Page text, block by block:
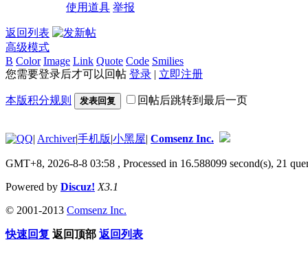
使用道具 举报
返回列表
高级模式
B Color Image Link Quote Code Smilies
您需要登录后才可以回帖 登录 | 立即注册
本版积分规则 发表回复 回帖后跳转到最后一页
| Archiver|手机版|小黑屋| Comsenz Inc.
GMT+8, 2026-8-8 03:58 , Processed in 16.588099 second(s), 21
Powered by Discuz! X3.1
© 2001-2013 Comsenz Inc.
快速回复 返回顶部 返回列表